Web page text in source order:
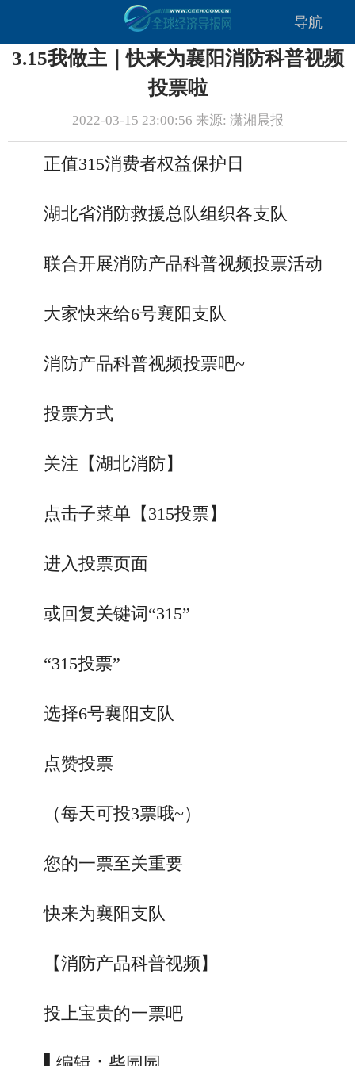
导航
3.15我做主｜快来为襄阳消防科普视频
投票啦
2022-03-15 23:00:56 来源: 潇湘晨报
正值315消费者权益保护日
湖北省消防救援总队组织各支队
联合开展消防产品科普视频投票活动
大家快来给6号襄阳支队
消防产品科普视频投票吧~
投票方式
关注【湖北消防】
点击子菜单【315投票】
进入投票页面
或回复关键词“315”
“315投票”
选择6号襄阳支队
点赞投票
（每天可投3票哦~）
您的一票至关重要
快来为襄阳支队
【消防产品科普视频】
投上宝贵的一票吧